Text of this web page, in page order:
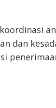
dan